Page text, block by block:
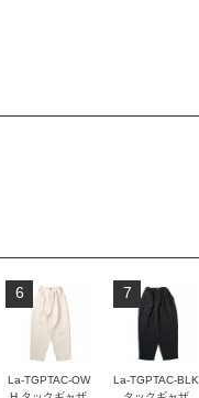
6
La-TGPTAC-OW
7
La-TGPTAC-BLK